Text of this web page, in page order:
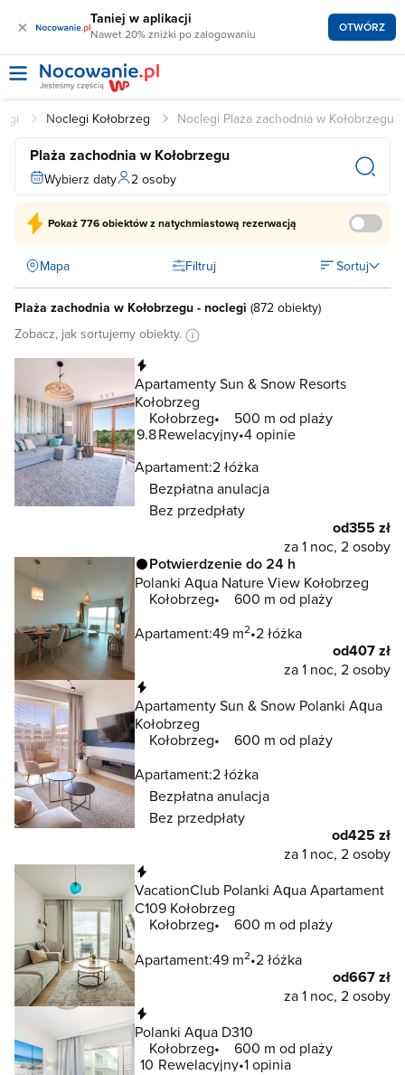
× Taniej w aplikacji
Nawet 20% zniżki po zalogowaniu OTWÓRZ
Noclegi Kołobrzeg Noclegi Plaża zachodnia w Kołobrzegu
Plaża zachodnia w Kołobrzegu
Wybierz daty 2 osoby
Pokaż776 obiektówz natychmiastową rezerwacją
Mapa Filtruj Sortuj
Plaża zachodnia w Kołobrzegu - noclegi (872 obiekty)
Zobacz, jak sortujemy obiekty.
Apartamenty Sun & Snow Resorts
Kołobrzeg
Kołobrzeg
500 m od plaży
9.8Rewelacyjny 4 opinie
Apartament:2 łóżka
Bezpłatna anulacja
Bez przedpłaty
od355 zł
za 1 noc, 2 osoby
Potwierdzenie do 24 h
Polanki Aqua Nature View Kołobrzeg
Kołobrzeg
600 m od plaży
Apartament:49 m2 2 łóżka
od407 zł
za 1 noc, 2 osoby
Apartamenty Sun & Snow Polanki Aqua
Kołobrzeg
Kołobrzeg
600 m od plaży
Apartament:2 łóżka
Bezpłatna anulacja
Bez przedpłaty
od425 zł
za 1 noc, 2 osoby
VacationClub Polanki Aqua Apartament
C109 Kołobrzeg
Kołobrzeg
600 m od plaży
Apartament:49 m2 2 łóżka
od667 zł
za 1 noc, 2 osoby
Polanki Aqua D310
Kołobrzeg
600 m od plaży
10 Rewelacyjny 1 opinia